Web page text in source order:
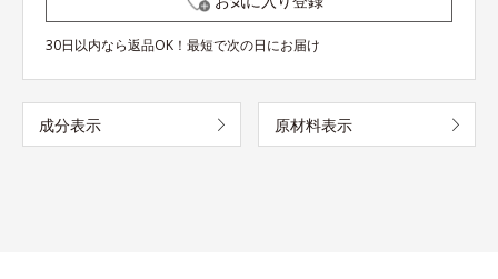
30日以内なら返品OK！最短で次の日にお届け
成分表示 原材料表示